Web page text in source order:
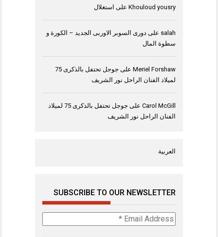
Khouloud yousry على استغلال
salah على دورى السوبر الاوربى الجديد – الكورة و
سطوة المال
Meriel Forshaw على
جوجل تحتفل بالذكرى 75
لميلاد الفنان الراحل نور الشريف
Carol McGill على
جوجل تحتفل بالذكرى 75 لميلاد
الفنان الراحل نور الشريف
العربية
SUBSCRIBE TO OUR NEWSLETTER
Email
Address